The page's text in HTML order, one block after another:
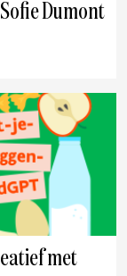
Dumont
met